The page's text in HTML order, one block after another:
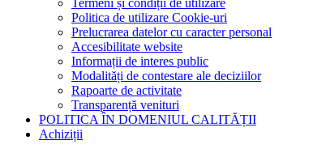
Termeni și condiții de utilizare
Politica de utilizare Cookie-uri
Prelucrarea datelor cu caracter personal
Accesibilitate website
Informații de interes public
Modalități de contestare ale deciziilor
Rapoarte de activitate
Transparență venituri
POLITICA ÎN DOMENIUL CALITĂȚII
Achiziții